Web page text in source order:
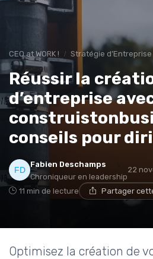
CEO at WORK ! Stratégie d’Entreprise &
Réussir la
d’entreprise
conseils pour
Fabien Deschamps
Chroniqueur en leadership
22
11 min de lecture Partager
Optimisez la création de